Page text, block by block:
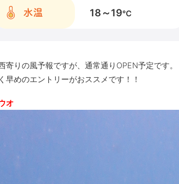
水温 18～19℃
寄りの風予報ですが、通常通りOPEN予定です。
早めのエントリーがおススメです！！
オ